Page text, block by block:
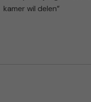
kamer wil delen”